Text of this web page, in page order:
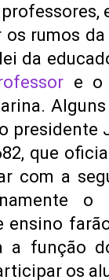
rumos
da
e o
presidente
que
com a
o
ensino
a função
os